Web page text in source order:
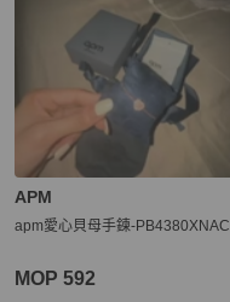
APM
apm愛心貝母手鍊-PB4380XNAC
MOP 592